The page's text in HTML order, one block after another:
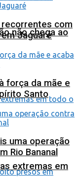
não chega ao
extremas em
recorrentes com
Jaguaré
força da mãe e
Santo
uma operação
Rio Bananal